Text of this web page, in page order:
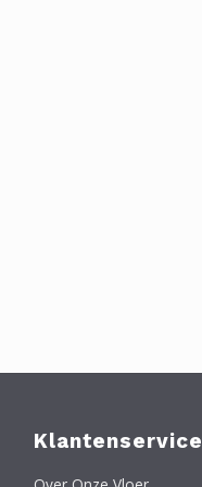
Klantenservice